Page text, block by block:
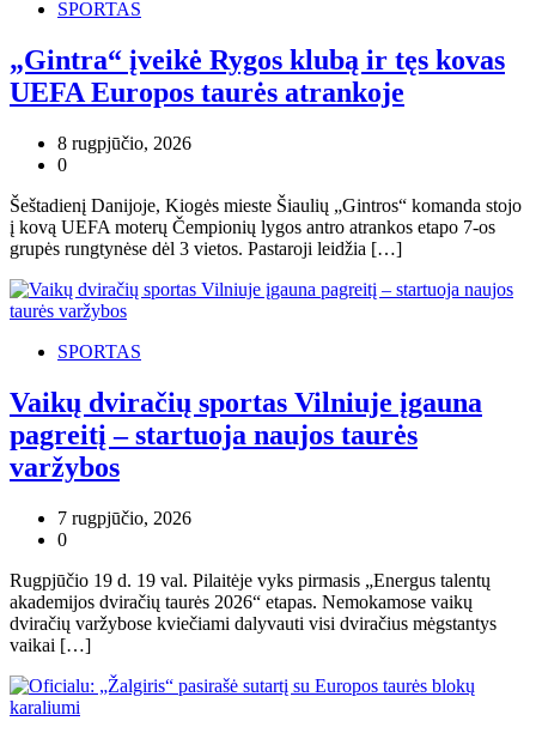
SPORTAS
„Gintra“ įveikė Rygos klubą ir tęs kovas
UEFA Europos taurės atrankoje
8 rugpjūčio, 2026
0
Šeštadienį Danijoje, Kiogės mieste Šiaulių „Gintros“ komanda stojo
į kovą UEFA moterų Čempionių lygos antro atrankos etapo 7-os
grupės rungtynėse dėl 3 vietos. Pastaroji leidžia […]
SPORTAS
Vaikų dviračių sportas Vilniuje įgauna
pagreitį – startuoja naujos taurės
varžybos
7 rugpjūčio, 2026
0
Rugpjūčio 19 d. 19 val. Pilaitėje vyks pirmasis „Energus talentų
akademijos dviračių taurės 2026“ etapas. Nemokamose vaikų
dviračių varžybose kviečiami dalyvauti visi dviračius mėgstantys
vaikai […]